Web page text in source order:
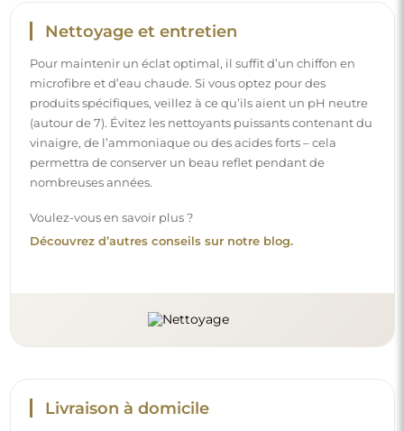
Nettoyage et entretien
Pour maintenir un éclat optimal, il suffit d’un chiffon en
microfibre et d’eau chaude. Si vous optez pour des
produits spécifiques, veillez à ce qu’ils aient un pH neutre
(autour de 7). Évitez les nettoyants puissants contenant du
vinaigre, de l’ammoniaque ou des acides forts – cela
permettra de conserver un beau reflet pendant de
nombreuses années.
Voulez-vous en savoir plus ?
Découvrez d’autres conseils sur notre blog.
Livraison à domicile